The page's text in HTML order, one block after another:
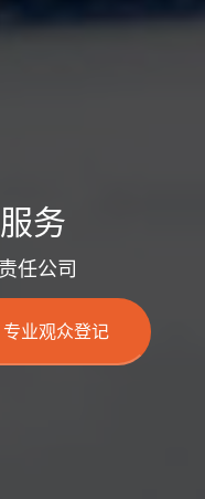
务
任公司
专业观众登记